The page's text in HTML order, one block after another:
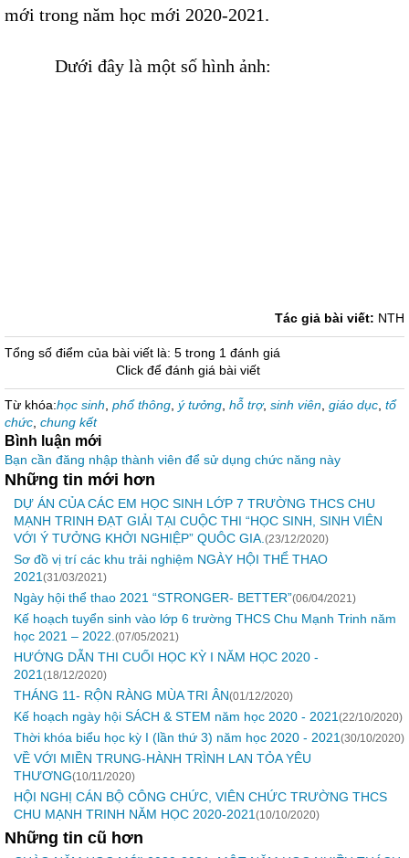
mới trong năm học mới 2020-2021.
Dưới đây là một số hình ảnh:
Tác giả bài viết: NTH
Tổng số điểm của bài viết là: 5 trong 1 đánh giá
Click để đánh giá bài viết
Từ khóa:học sinh phổ thông ý tưởng hỗ trợ, sinh viên giáo dục tổ
chức chung kết
Bình luận mới
Bạn cần đăng nhập thành viên để sử dụng chức năng này
Những tin mới hơn
DỰ ÁN CỦA CÁC EM HỌC SINH LỚP 7 TRƯỜNG THCS CHU
MẠNH TRINH ĐẠT GIẢI TẠI CUỘC THI “HỌC SINH, SINH VIÊN
VỚI Ý TƯỞNG KHỞI NGHIỆP” QUÔC GIA. (23/12/2020)
Sơ đồ vị trí các khu trải nghiệm NGÀY HỘI THỂ THAO
2021 (31/03/2021)
Ngày hội thể thao 2021 “STRONGER- BETTER”(06/04/2021)
Kế hoạch tuyển sinh vào lớp 6 trường THCS Chu Mạnh Trinh năm
học 2021 – 2022. (07/05/2021)
HƯỚNG DẪN THI CUỐI HỌC KỲ I NĂM HỌC 2020 -
2021 (18/12/2020)
THÁNG 11- RỘN RÀNG MÙA TRI ÂN(01/12/2020)
Kế hoạch ngày hội SÁCH & STEM năm học 2020 - 2021 (22/10/2020)
Thời khóa biểu học kỳ I (lần thứ 3) năm học 2020 - 2021 (30/10/2020)
VỀ VỚI MIỀN TRUNG-HÀNH TRÌNH LAN TỎA YÊU
THƯƠNG(10/11/2020)
HỘI NGHỊ CÁN BỘ CÔNG CHỨC, VIÊN CHỨC TRƯỜNG THCS
CHU MẠNH TRINH NĂM HỌC 2020-2021 (10/10/2020)
Những tin cũ hơn